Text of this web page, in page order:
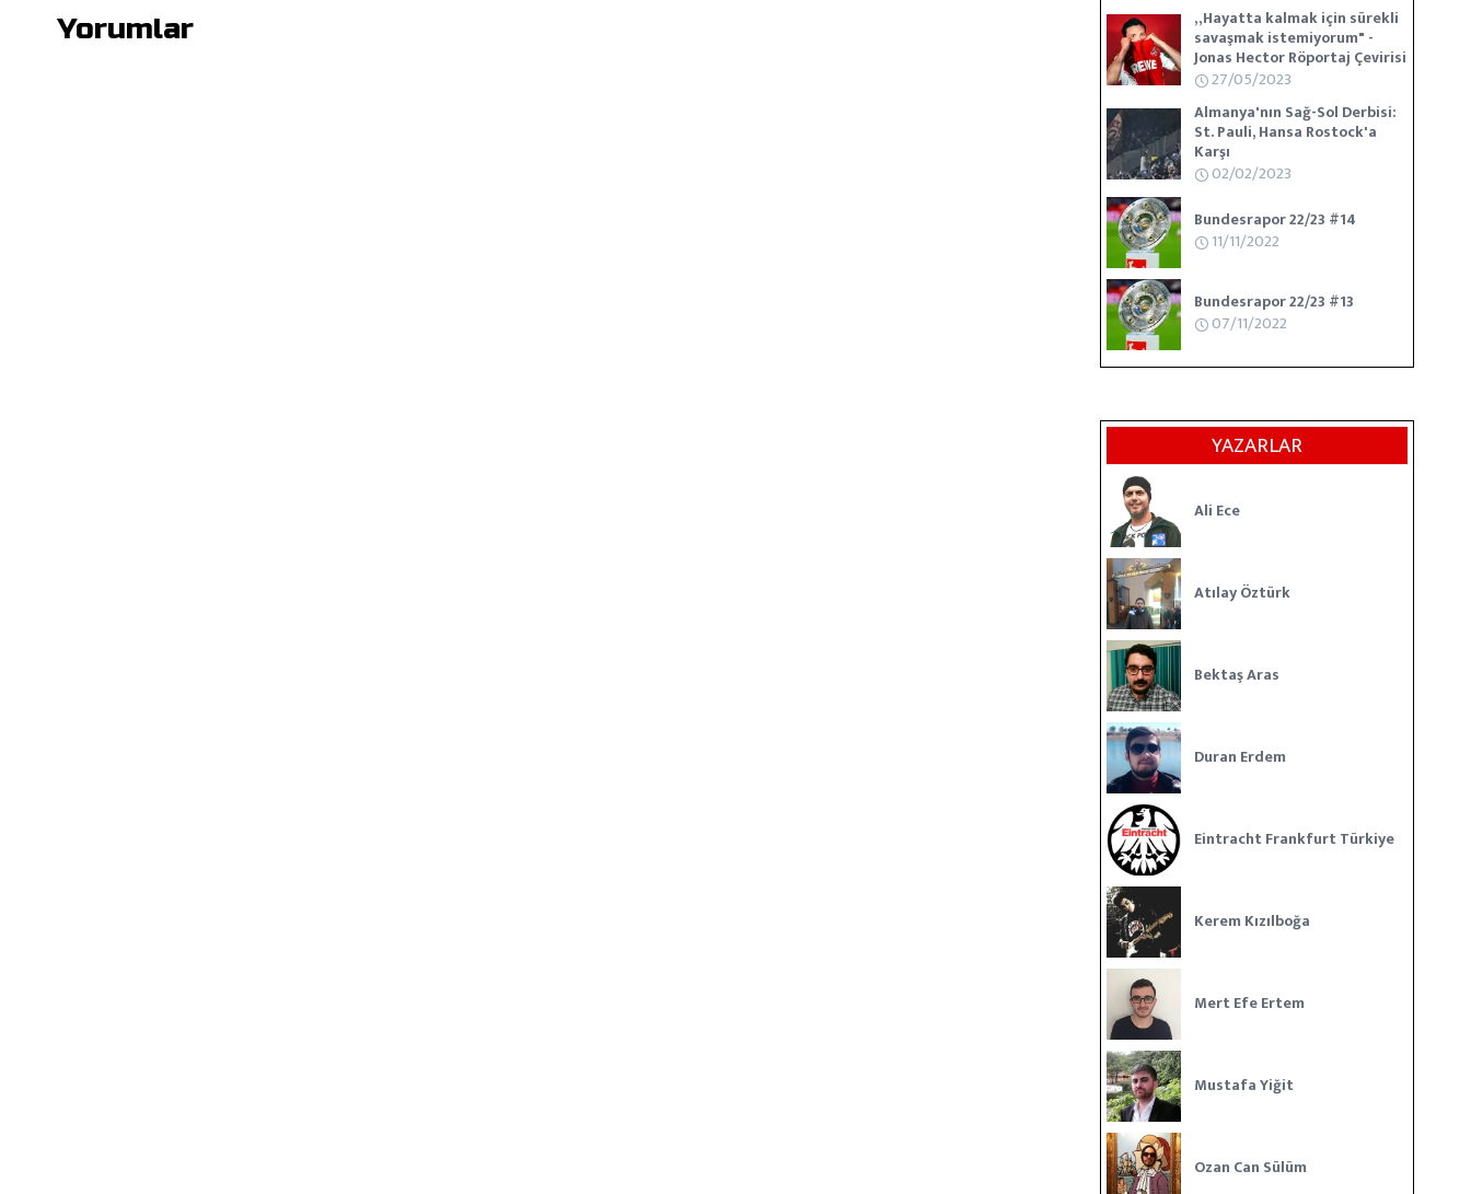
Yorumlar „Hayatta kalmak için sürekli
savaşmak istemiyorum" -
Jonas Hector Röportaj Çevirisi
27/05/2023
Almanya'nın Sağ-Sol Derbisi:
St. Pauli, Hansa Rostock'a
Karşı
02/02/2023
Bundesrapor 22/23 #14
11/11/2022
Bundesrapor 22/23 #13
07/11/2022
YAZARLAR
Ali Ece
Atılay Öztürk
Bektaş Aras
Duran Erdem
Eintracht Frankfurt Türkiye
Kerem Kızılboğa
Mert Efe Ertem
Mustafa Yiğit
Ozan Can Sülüm